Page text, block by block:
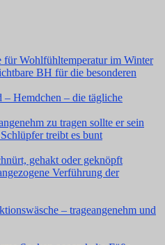
für Wohlfühltemperatur im Winter
BH für die besonderen
– Hemdchen – die tägliche
zu tragen sollte er sein
treibt es bunt
gehakt oder geknöpft
Verführung der
– trageangenehm und